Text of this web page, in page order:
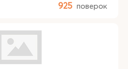
925 поверок